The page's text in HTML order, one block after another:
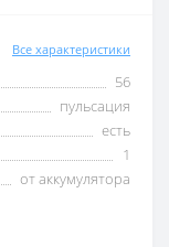
Все характеристики
56
пульсация
есть
1
от аккумулятора